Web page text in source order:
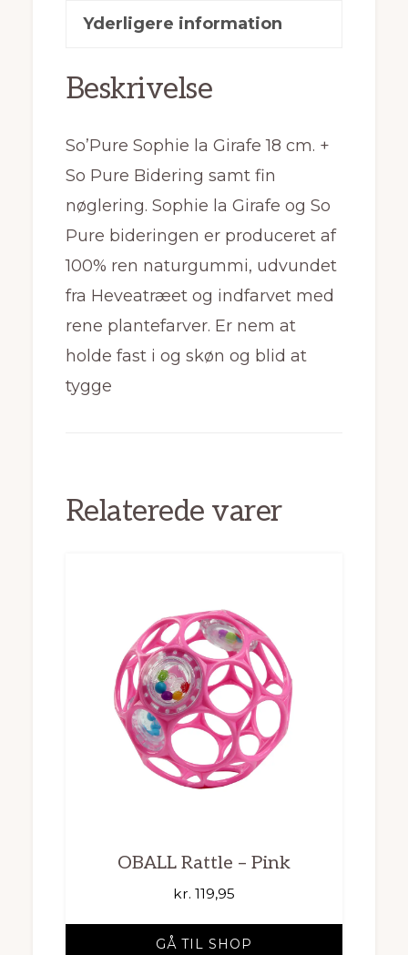
Yderligere information
Beskrivelse
So’Pure Sophie la Girafe 18 cm. +
So Pure Bidering samt fin
nøglering. Sophie la Girafe og So
Pure bideringen er produceret af
100% ren naturgummi, udvundet
fra Heveatræet og indfarvet med
rene plantefarver. Er nem at
holde fast i og skøn og blid at
tygge
Relaterede varer
OBALL Rattle – Pink
kr. 119,95
GÅ TIL SHOP